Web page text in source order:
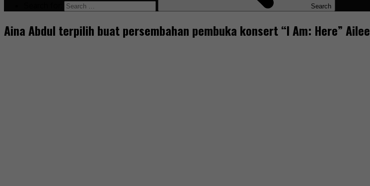
Search
Aina Abdul terpilih buat persembahan pembuka konsert “I Am: Here” Ailee